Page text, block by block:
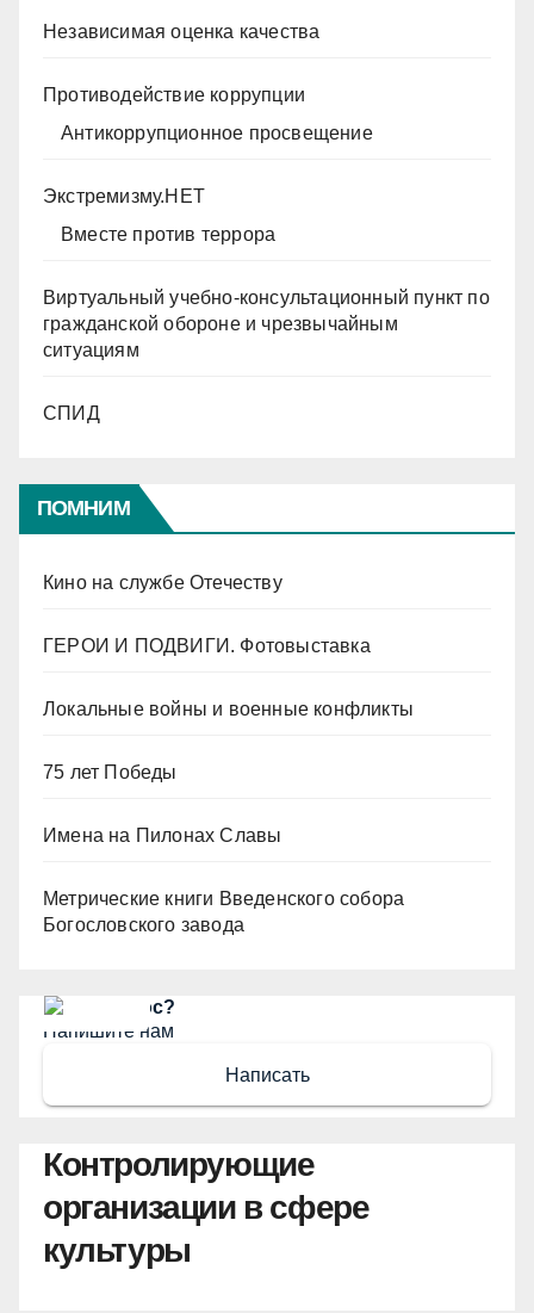
Независимая оценка качества
Противодействие коррупции
Антикоррупционное просвещение
Экстремизму.НЕТ
Вместе против террора
Виртуальный учебно-консультационный пункт по
гражданской обороне и чрезвычайным
ситуациям
СПИД
ПОМНИМ
Кино на службе Отечеству
ГЕРОИ И ПОДВИГИ. Фотовыставка
Локальные войны и военные конфликты
75 лет Победы
Имена на Пилонах Славы
Метрические книги Введенского собора
Богословского завода
Есть вопрос?
Напишите нам
Написать
Контролирующие
организации в сфере
культуры